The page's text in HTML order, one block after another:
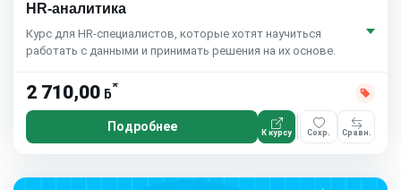
HR-аналитика
Курс для HR-специалистов, которые хотят научиться
работать с данными и принимать решения на их основе.
2 710,00 ƃ*
Подробнее К курсу Сохр. Сравн.